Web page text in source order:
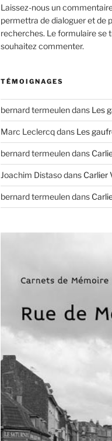
Laissez-nous un
permettra de dialoguer et de
recherches. Le formulaire se
souhaitez commenter.
TÉMOIGNAGES
bernard termeulendans Les
Marc Leclercqdans Les
bernard termeulendans
Joachim Distasodans Carlier
bernard termeulendans